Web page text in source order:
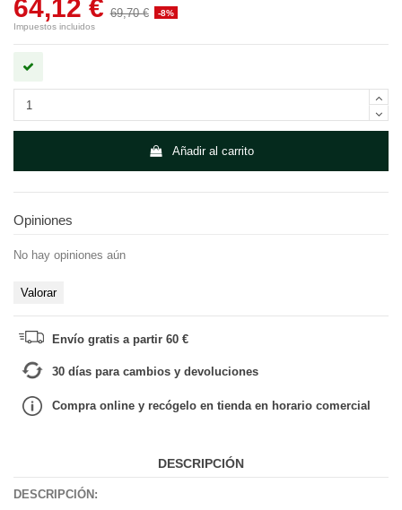
64,12 € 69,70 €
-8%
Impuestos incluidos
Añadir al carrito
Opiniones
No hay opiniones aún
Valorar
Envío gratis a partir 60 €
30 días para cambios y devoluciones
Compra online y recógelo en tienda en horario comercial
DESCRIPCIÓN
DESCRIPCIÓN: